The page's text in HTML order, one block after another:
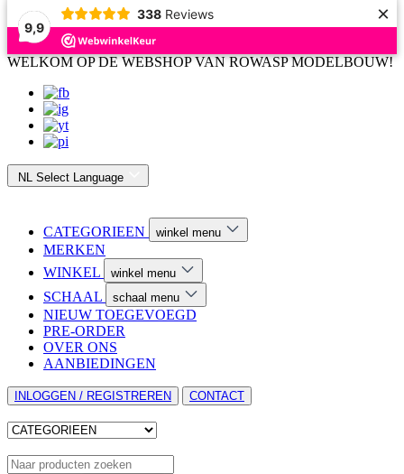
9,9
338 Reviews ×
WELKOM OP DE WEBSHOP VAN ROWASP MODELBOUW!
NL Select Language
CATEGORIEEN winkel menu
MERKEN
WINKEL
winkel menu
SCHAAL schaal menu
NIEUW TOEGEVOEGD
PRE-ORDER
OVER ONS
AANBIEDINGEN
INLOGGEN / REGISTREREN CONTACT